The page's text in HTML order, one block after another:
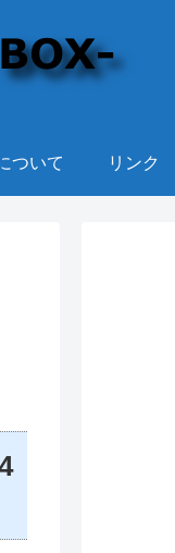
ついて リンク